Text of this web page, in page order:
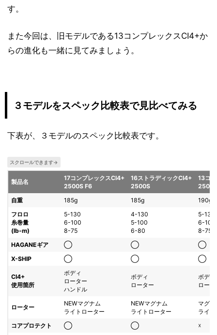
す。
また今回は、旧モデルである13コンプレックスCI4+か
らの進化も一緒に見てみましょう。
３モデルをスペック比較表で見比べてみる
下表が、３モデルのスペック比較表です。
製品名
17コンプレックスCI4+
2500S F6
16ストラディックCI4+
2500S
13コ
自重
185g 185g
190g
フロロ
糸巻量
(lb-m)
5-130
6-100
8-75
4-130
5-100
6-80
5-130
6-100
8-75
HAGANEギア
◯ ◯
◯
X-SHIP
◯ ◯ ◯
CI4+
使用箇所
ボディ
ローター
ハンドル
ボディ
ローター
ボディ
ロータ
ローター
NEWマグナム
ライトローター
NEWマグナム
ライトローター
マグナ
ライ
コアプロテクト
◯ ◯
☓